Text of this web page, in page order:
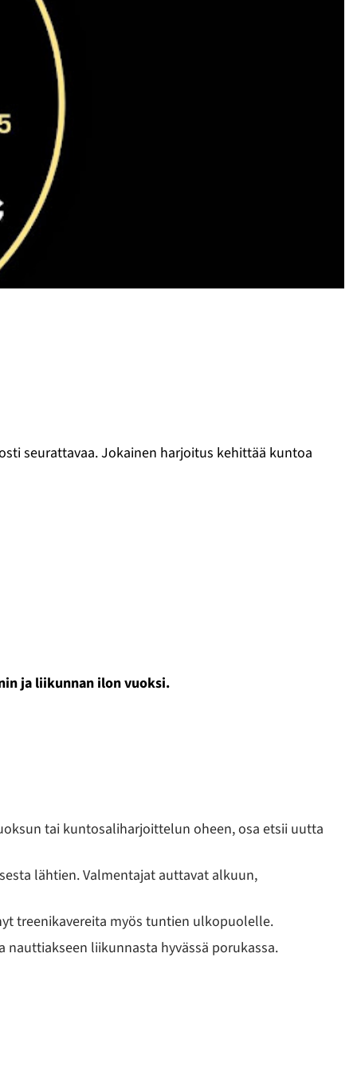
seurattavaa. Jokainen harjoitus kehittää kuntoa
ja liikunnan ilon vuoksi.​​​​​​​
tai kuntosaliharjoittelun oheen, osa etsii uutta
lähtien. Valmentajat auttavat alkuun,
treenikavereita myös tuntien ulkopuolelle.
nauttiakseen liikunnasta hyvässä porukassa.